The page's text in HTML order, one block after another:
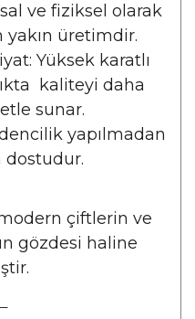
ve fiziksel olarak
yakın üretimdir.
Yüksek karatlı
kaliteyi daha
sunar.
yapılmadan
dostudur.
çiftlerin ve
gözdesi haline